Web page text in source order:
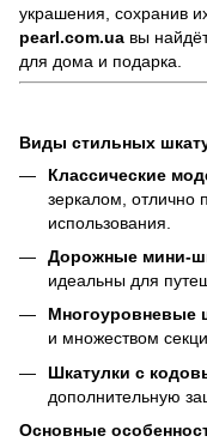
украшения, сохранив
pearl.com.ua вы
для дома и подарка.
Виды стильных
Классические
зеркалом, отлично
использования.
Дорожные мини-
идеальны для
Многоуровневые
и множеством
Шкатулки с
дополнительную
Основные